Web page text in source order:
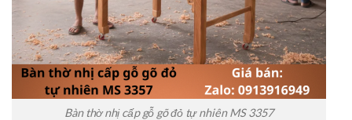
Bàn thờ nhị cấp gỗ gõ đỏ tự nhiên MS 3357